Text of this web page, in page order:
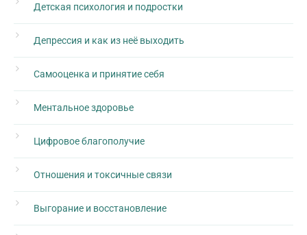
Детская психология и подростки
Депрессия и как из неё выходить
Самооценка и принятие себя
Ментальное здоровье
Цифровое благополучие
Отношения и токсичные связи
Выгорание и восстановление